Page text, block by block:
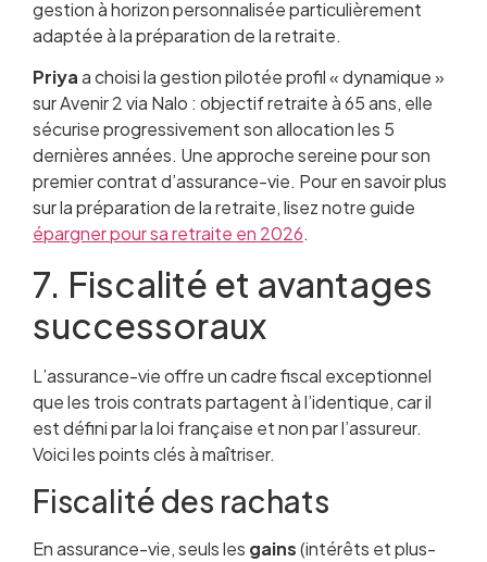
gestion à horizon personnalisée particulièrement
adaptée à la préparation de la retraite.
Priyaa choisi la gestion pilotée profil « dynamique »
sur Avenir 2 via Nalo : objectif retraite à 65 ans, elle
sécurise progressivement son allocation les 5
dernières années. Une approche sereine pour son
premier contrat d’assurance-vie. Pour en savoir plus
sur la préparation de la retraite, lisez notre guide
épargner pour sa retraite en 2026.
7. Fiscalité et avantages
successoraux
L’assurance-vie offre un cadre fiscal exceptionnel
que les trois contrats partagent à l’identique, car il
est défini par la loi française et non par l’assureur.
Voici les points clés à maîtriser.
Fiscalité des rachats
En assurance-vie, seuls les gains(intérêts et plus-